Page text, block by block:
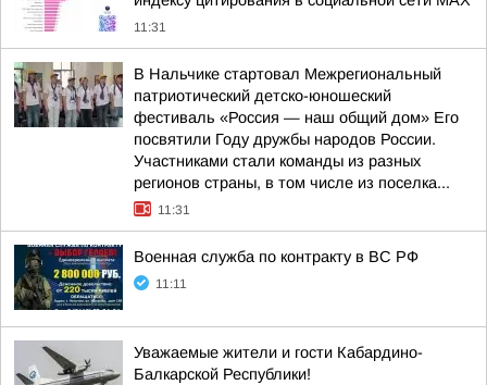
11:31
В Нальчике стартовал Межрегиональный
патриотический детско-юношеский
фестиваль «Россия — наш общий дом» Его
посвятили Году дружбы народов России.
Участниками стали команды из разных
регионов страны, в том числе из поселка...
11:31
Военная служба по контракту в ВС РФ
11:11
Уважаемые жители и гости Кабардино-
Балкарской Республики!